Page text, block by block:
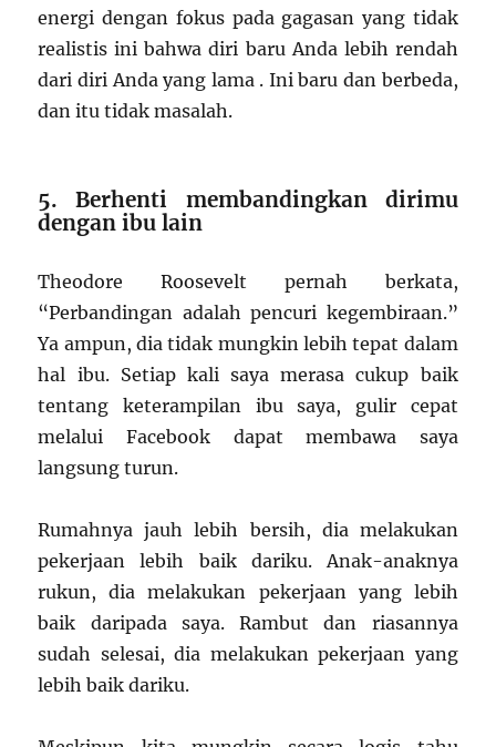
energi dengan fokus pada gagasan yang tidak
realistis ini bahwa diri baru Anda lebih rendah
dari diri Anda yang lama . Ini baru dan berbeda,
dan itu tidak masalah.
5. Berhenti membandingkan dirimu
dengan ibu lain
Theodore Roosevelt pernah berkata,
“Perbandingan adalah pencuri kegembiraan.”
Ya ampun, dia tidak mungkin lebih tepat dalam
hal ibu. Setiap kali saya merasa cukup baik
tentang keterampilan ibu saya, gulir cepat
melalui Facebook dapat membawa saya
langsung turun.
Rumahnya jauh lebih bersih, dia melakukan
pekerjaan lebih baik dariku. Anak-anaknya
rukun, dia melakukan pekerjaan yang lebih
baik daripada saya. Rambut dan riasannya
sudah selesai, dia melakukan pekerjaan yang
lebih baik dariku.